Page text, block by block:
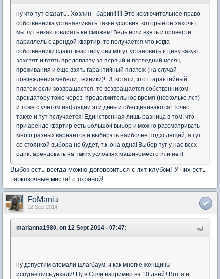
ну что тут сказать.. Хозяин - барин!!!!!! Это исключительное право
собственника устанавливать такие условия, которые он захочет,
мы тут никак повлиять не сможем! Ведь если взять и провести
параллель с арендой квартир, то получается что когда
собственники сдают квартиру они могут установить и цену какую
захотят и взять предоплату за первый и последний месяц
проживания и еще взять гарантийный платеж (на случай
повреждения мебели, техники)! И, кстати, этот гарантийный
платеж если возвращается, то возвращается собственником
арендатору тоже через продолжительное время (несколько лет)
и тоже с учетом инфляции эти деньги обесцениваются! Точно
также и тут получается! Единственная лишь разница в том, что
при аренде квартир есть большой выбор и можно рассматривать
много разных вариантов и выбирать наиболее подходящий, а тут
со стоянкой выбора не будет, т.к. она одна! Выбор тут у нас всех
один: арендовать на таких условиях машиноместо или нет!
Выбор есть всегда можно договориться с яхт клубом! У них есть
парковочные места! с охраной!
FoMania
12 Sep 2014
marianna1980, on 12 Sept 2014 - 07:47:
ну допустим сломали шлагбаум, и как многие женщины
испугавшись,уехали! Ну в Сочи например на 10 дней ! Вот я и